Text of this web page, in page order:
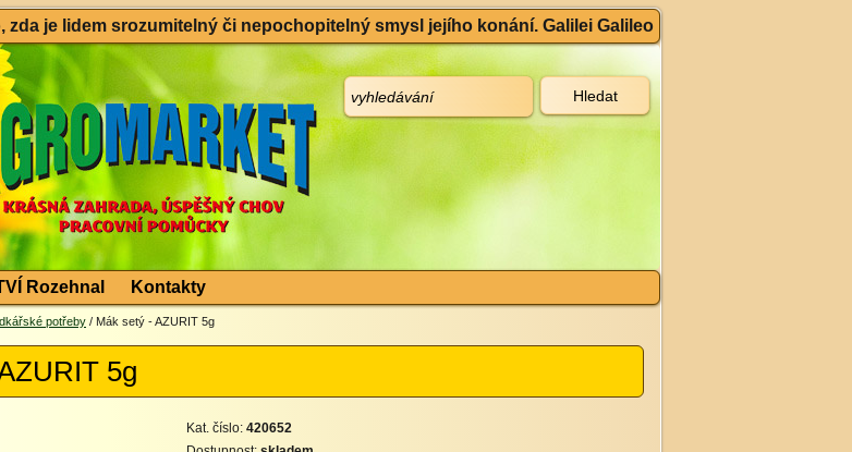
je lidem srozumitelný či nepochopitelný smysl jejího konání. Galilei Galileo
Rozehnal Kontakty
potřeby / Mák setý - AZURIT 5g
5g
Kat. číslo: 420652